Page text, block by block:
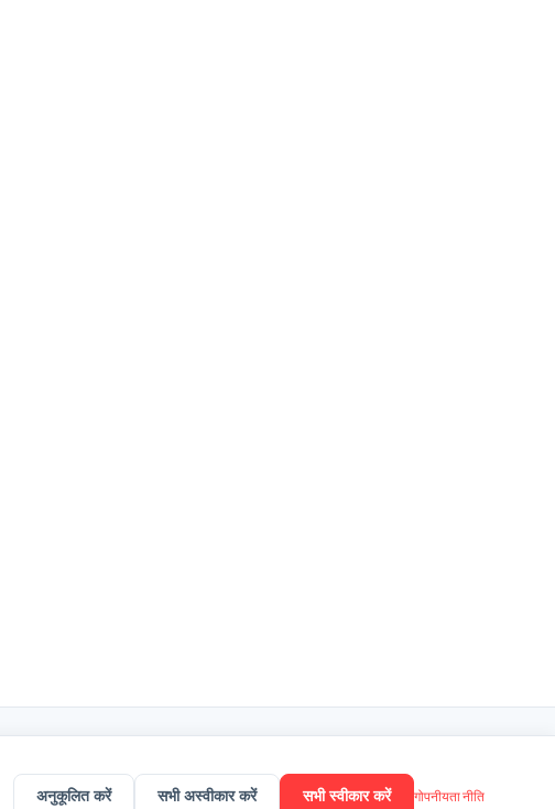
अनुकूलित करें सभी अस्वीकार करें सभी स्वीकार करें गोपनीयता नीति